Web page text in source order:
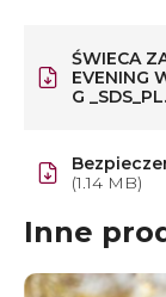
ŚWIECA
EVENING
G
(1.14 MB)
Inne